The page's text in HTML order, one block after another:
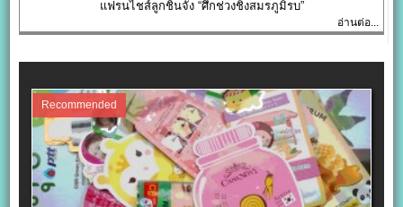
แฟรนไชส์ลูกชิ้นจัง “ศึกช่วงชิงสมรภูมิรบ”
อ่านต่อ...
Recommended